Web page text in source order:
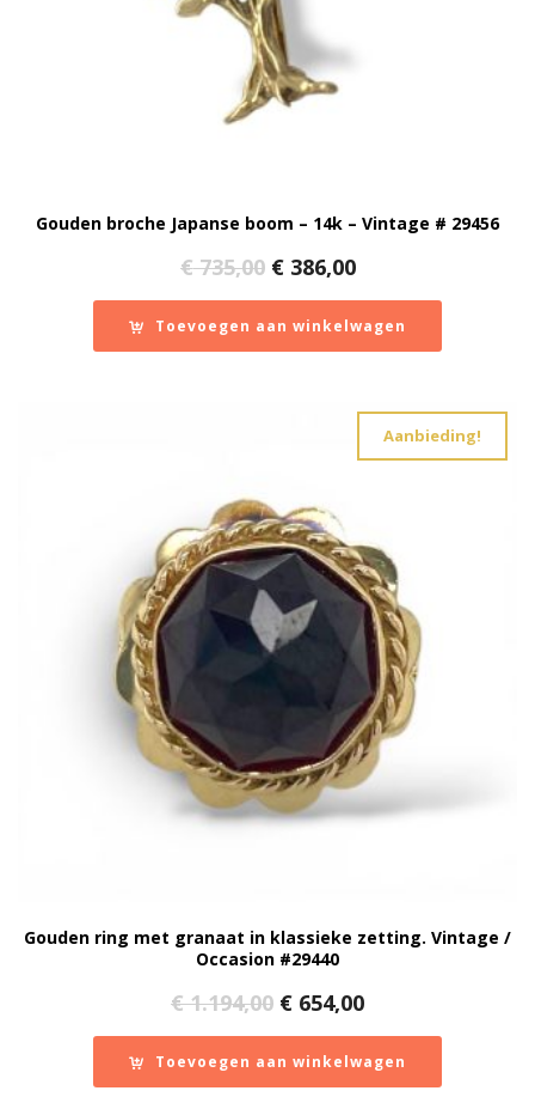
Gouden broche Japanse boom – 14k – Vintage # 29456
€735,00 Oorspronkelijke
prijs
was:
€ 735,00.
€386,00Huidige
prijs
is:
€ 386,00.
Toevoegen aan winkelwagen
Aanbieding!
Gouden ring met granaat in klassieke zetting. Vintage /
Occasion #29440
€1.194,00 Oorspronkelijke
prijs
was:
€ 1.194,00.
€ 654,00Huidige
prijs
is:
€ 654,00.
Toevoegen aan winkelwagen